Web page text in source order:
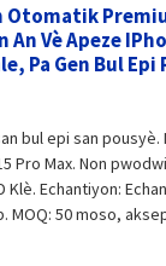
Otomatik
Vè Apeze
Pa Gen Bul Epi
bul epi san pousyè.
Pro Max. Non
Klè. Echantiyon:
MOQ: 50 moso,